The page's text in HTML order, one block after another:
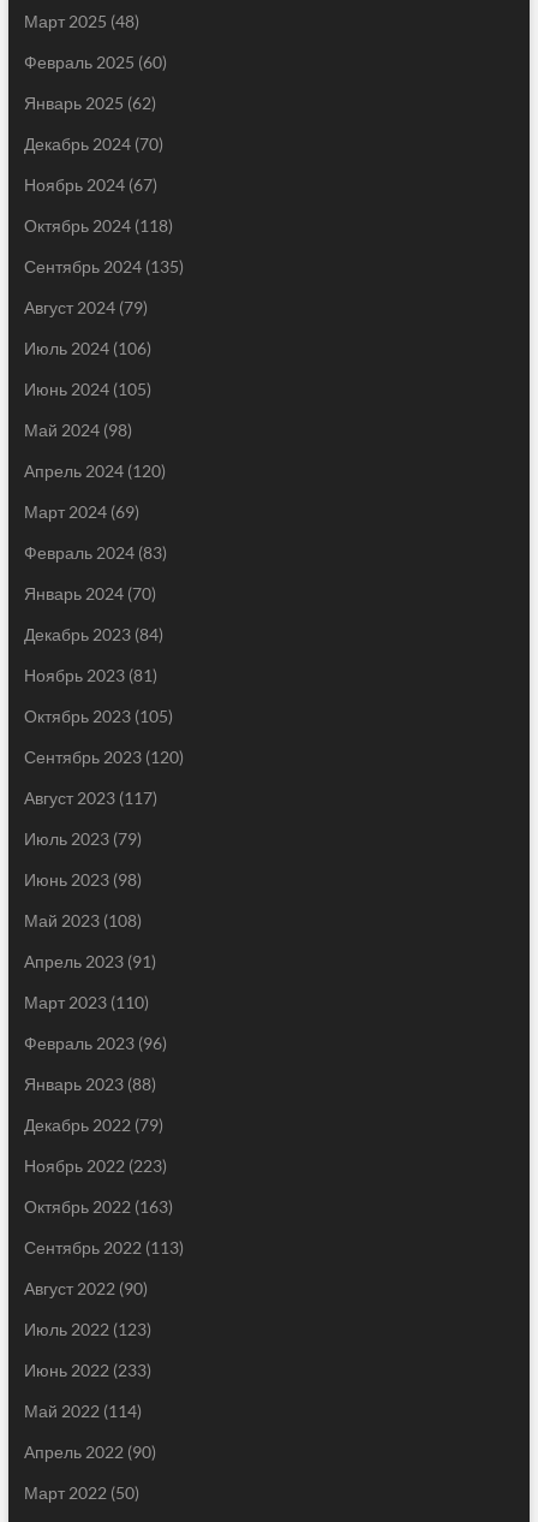
Март 2025 (48)
Февраль 2025 (60)
Январь 2025 (62)
Декабрь 2024(70)
Ноябрь 2024(67)
Октябрь 2024(118)
Сентябрь 2024(135)
Август 2024(79)
Июль 2024(106)
Июнь 2024(105)
Май 2024(98)
Апрель 2024(120)
Март 2024(69)
Февраль 2024(83)
Январь 2024(70)
Декабрь 2023(84)
Ноябрь 2023(81)
Октябрь 2023(105)
Сентябрь 2023(120)
Август 2023(117)
Июль 2023(79)
Июнь 2023(98)
Май 2023(108)
Апрель 2023(91)
Март 2023(110)
Февраль 2023(96)
Январь 2023(88)
Декабрь 2022 (79)
Ноябрь 2022 (223)
Октябрь 2022 (163)
Сентябрь 2022 (113)
Август 2022 (90)
Июль 2022 (123)
Июнь 2022 (233)
Май 2022 (114)
Апрель 2022 (90)
Март 2022 (50)